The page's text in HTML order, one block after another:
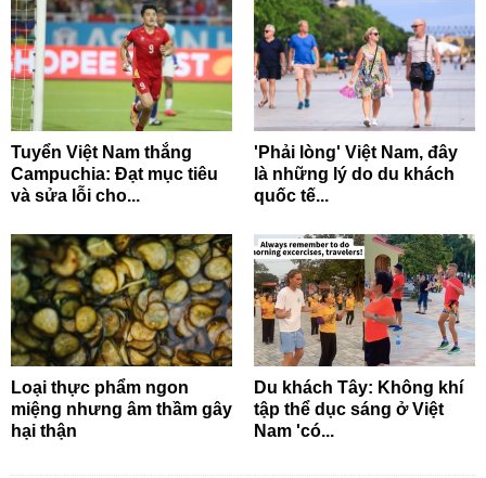
Tuyển Việt Nam thắng
Campuchia: Đạt mục tiêu
và sửa lỗi cho...
'Phải lòng' Việt Nam, đây
là những lý do du khách
quốc tế...
Loại thực phẩm ngon
miệng nhưng âm thầm gây
hại thận
Du khách Tây: Không khí
tập thể dục sáng ở Việt
Nam 'có...